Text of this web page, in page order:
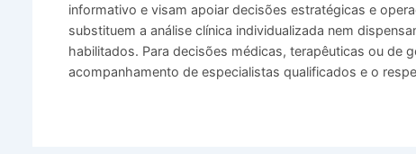
informativo e visam apoiar decisões estratégicas e
substituem a análise clínica individualizada nem
habilitados. Para decisões médicas, terapêuticas ou de
acompanhamento de especialistas qualificados e o